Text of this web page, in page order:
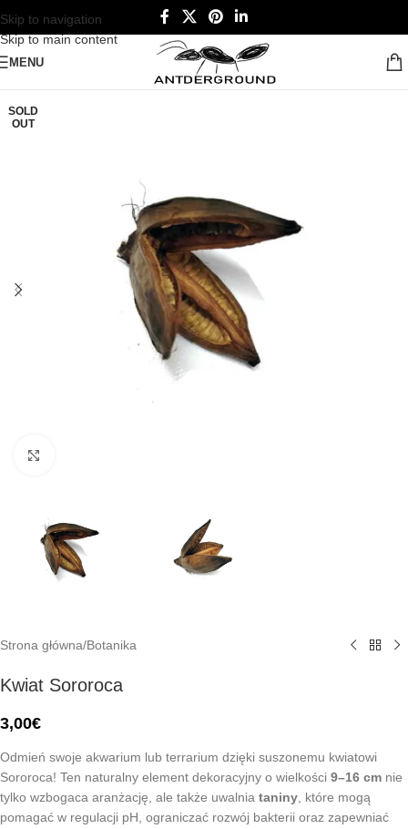
Skip to navigation
Skip to main content
MENU
SOLD
OUT
Strona główna/Botanika
Kwiat Sororoca
3,00€
Odmień swoje akwarium lub terrarium dzięki suszonemu kwiatowi
Sororoca! Ten naturalny element dekoracyjny o wielkości 9–16 cm nie
tylko wzbogaca aranżację, ale także uwalnia taniny, które mogą
pomagać w regulacji pH, ograniczać rozwój bakterii oraz zapewniać